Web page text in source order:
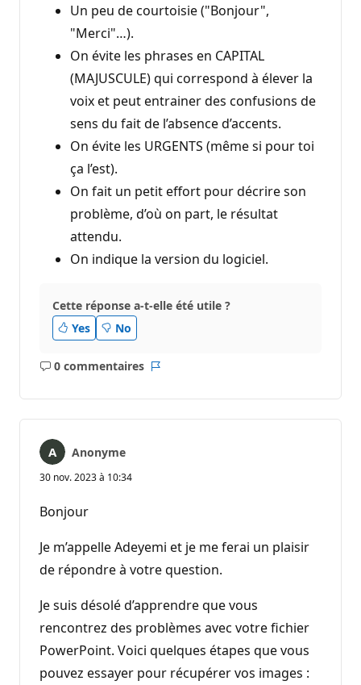
Un peu de courtoisie ("Bonjour",
"Merci"…).
On évite les phrases en CAPITAL
(MAJUSCULE) qui correspond à élever la
voix et peut entrainer des confusions de
sens du fait de l’absence d’accents.
On évite les URGENTS (même si pour toi
ça l’est).
On fait un petit effort pour décrire son
problème, d’où on part, le résultat
attendu.
On indique la version du logiciel.
Cette réponse a-t-elle été utile ?
Yes
No
0 commentaires
Aucun
Anonyme
30 nov. 2023 à 10:34
Bonjour
Je m’appelle Adeyemi et je me ferai un plaisir
de répondre à votre question.
Je suis désolé d’apprendre que vous
rencontrez des problèmes avec votre fichier
PowerPoint. Voici quelques étapes que vous
pouvez essayer pour récupérer vos images :